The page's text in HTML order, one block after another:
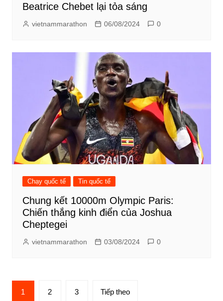
Beatrice Chebet lại tỏa sáng
vietnammarathon 06/08/2024 0
Chạy quốc tế Tin quốc tế
Chung kết 10000m Olympic Paris:
Chiến thắng kinh điển của Joshua
Cheptegei
vietnammarathon 03/08/2024 0
Phân
1 2 3 Tiếp theo